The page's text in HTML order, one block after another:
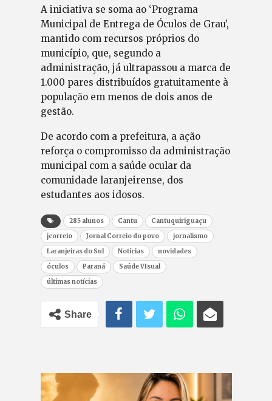
A iniciativa se soma ao ‘Programa
Municipal de Entrega de Óculos de Grau’,
mantido com recursos próprios do
município, que, segundo a
administração, já ultrapassou a marca de
1.000 pares distribuídos gratuitamente à
população em menos de dois anos de
gestão.
De acordo com a prefeitura, a ação
reforça o compromisso da administração
municipal com a saúde ocular da
comunidade laranjeirense, dos
estudantes aos idosos.
285 alunos Cantu
Cantuquiriguaçu
jcorreio
Jornal Correio do povo
jornalismo
Laranjeiras do Sul
Notícias
novidades
óculos
Paraná
Saúde VIsual
últimas notícias
Share